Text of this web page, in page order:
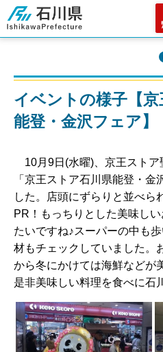
石川県
イベントの様子【
能登・金沢フェア】
10月9日(水曜)、京王ストア
「京王ストア石川県能登・金
した。店頭にずらりと並べら
PR！もっちりとした美味し
たいですね♪スーパーの中も
材もチェックしていました。
から冬にかけては海鮮などが
是非美味しい料理を食べに石